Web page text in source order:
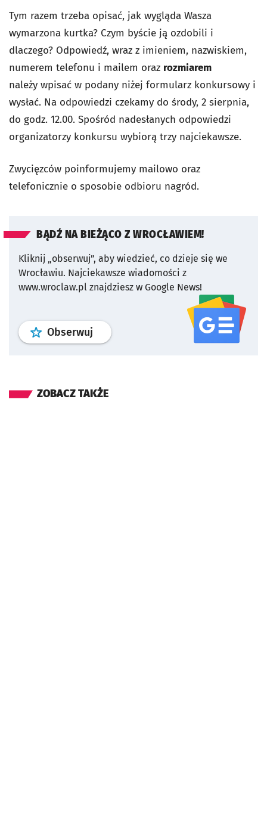
Tym razem trzeba opisać, jak wygląda Wasza
wymarzona kurtka? Czym byście ją ozdobili i
dlaczego? Odpowiedź, wraz z imieniem, nazwiskiem,
numerem telefonu i mailem oraz rozmiarem
należy wpisać w podany niżej formularz konkursowy i
wysłać. Na odpowiedzi czekamy do środy, 2 sierpnia,
do godz. 12.00. Spośród nadesłanych odpowiedzi
organizatorzy konkursu wybiorą trzy najciekawsze.
Zwycięzców poinformujemy mailowo oraz
telefonicznie o sposobie odbioru nagród.
BĄDŹ NA BIEŻĄCO Z WROCŁAWIEM!
Kliknij „obserwuj”, aby wiedzieć, co dzieje się we
Wrocławiu. Najciekawsze wiadomości z
www.wroclaw.pl znajdziesz w Google News!
Obserwuj profil serwisu
ZOBACZ TAKŻE